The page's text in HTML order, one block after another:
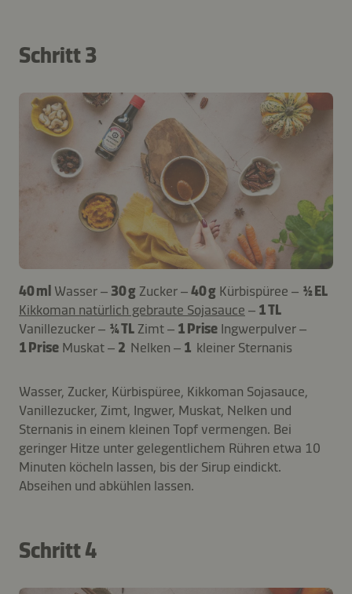
Schritt 3
40 ml Wasser – 30 g Zucker –40 g Kürbispüree – ½ EL
Kikkoman natürlich gebraute Sojasauce – 1 TL
Vanillezucker – ¼ TL Zimt – 1 Prise Ingwerpulver –
1 Prise Muskat – 2 Nelken – 1 kleiner Sternanis
Wasser, Zucker, Kürbispüree, Kikkoman Sojasauce,
Vanillezucker, Zimt, Ingwer, Muskat, Nelken und
Sternanis in einem kleinen Topf vermengen. Bei
geringer Hitze unter gelegentlichem Rühren etwa 10
Minuten köcheln lassen, bis der Sirup eindickt.
Abseihen und abkühlen lassen.
Schritt 4